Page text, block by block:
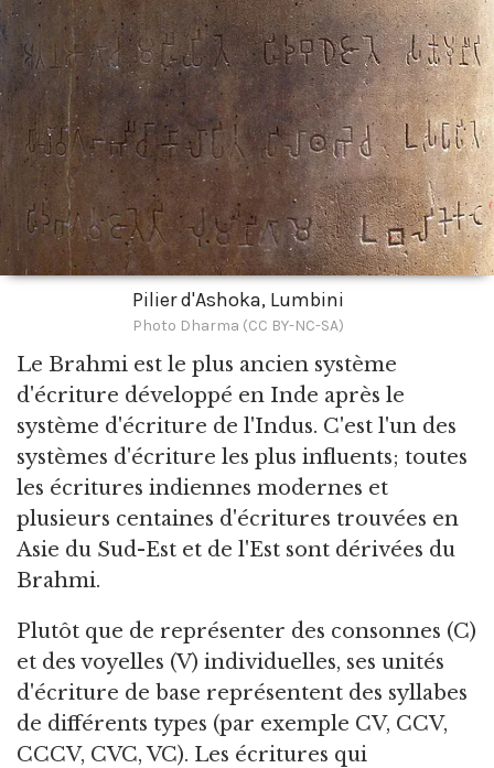
Pilier d'Ashoka, Lumbini
Photo Dharma (CC BY-NC-SA)
Le Brahmi est le plus ancien système
d'écriture développé en Inde après le
système d'écriture de l'Indus. C'est l'un des
systèmes d'écriture les plus influents; toutes
les écritures indiennes modernes et
plusieurs centaines d'écritures trouvées en
Asie du Sud-Est et de l'Est sont dérivées du
Brahmi.
Plutôt que de représenter des consonnes (C)
et des voyelles (V) individuelles, ses unités
d'écriture de base représentent des syllabes
de différents types (par exemple CV, CCV,
CCCV, CVC, VC). Les écritures qui